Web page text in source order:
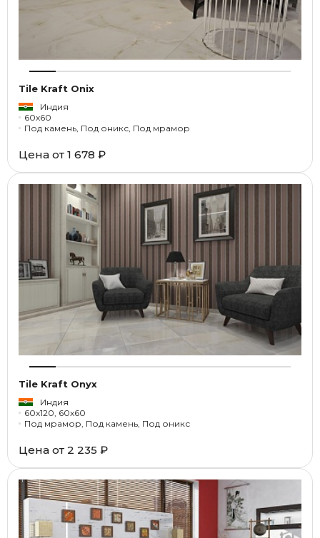
Tile Kraft Onix
Индия
60x60
Под камень, Под оникс, Под мрамор
Цена от 1 678 ₽
Tile Kraft Onyx
Индия
60x120, 60x60
Под мрамор, Под камень, Под оникс
Цена от 2 235 ₽